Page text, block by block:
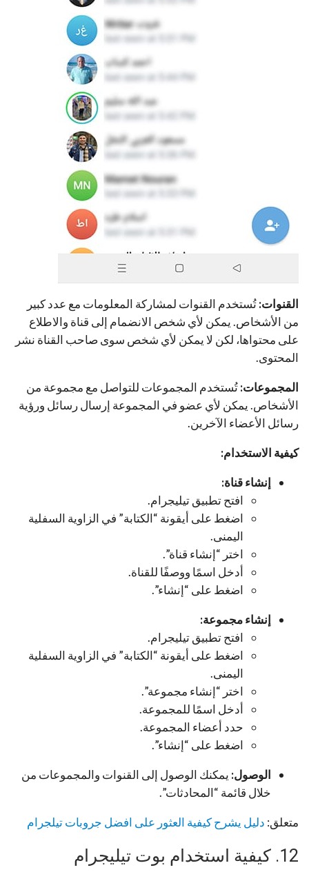
القنوات:تُستخدم القنوات لمشاركة المعلومات مع عدد كبير
من الأشخاص. يمكن لأي شخص الانضمام إلى قناة والاطلاع
على محتواها، لكن لا يمكن لأي شخص سوى صاحب القناة نشر
المحتوى.
المجموعات:تُستخدم المجموعات للتواصل مع مجموعة من
الأشخاص. يمكن لأي عضو في المجموعة إرسال رسائل ورؤية
رسائل الأعضاء الآخرين.
كيفية الاستخدام:
إنشاء قناة:
افتح تطبيق تيليجرام.
اضغط على أيقونة “الكتابة” في الزاوية السفلية
اليمنى.
اختر “إنشاء قناة”.
أدخل اسمًا ووصفًا للقناة.
اضغط على “إنشاء”.
إنشاء مجموعة:
افتح تطبيق تيليجرام.
اضغط على أيقونة “الكتابة” في الزاوية السفلية
اليمنى.
اختر “إنشاء مجموعة”.
أدخل اسمًا للمجموعة.
حدد أعضاء المجموعة.
اضغط على “إنشاء”.
الوصول: يمكنك الوصول إلى القنوات والمجموعات من
خلال قائمة “المحادثات”.
متعلق: دليل يشرح كيفية العثور على افضل جروبات تيلجرام
12. كيفية استخدام بوت تيليجرام